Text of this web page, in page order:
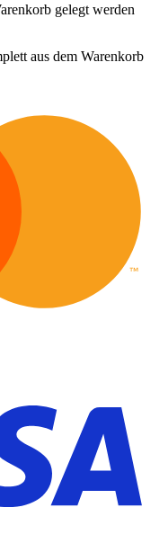
gelegt werden
aus dem Warenkorb